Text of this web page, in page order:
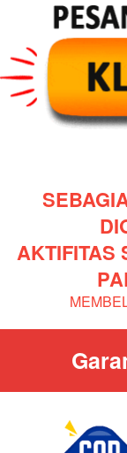
AKTIFITAS